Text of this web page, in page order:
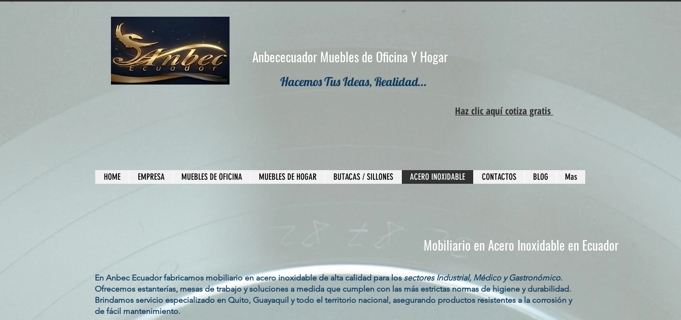
Anbececuador Muebles de Oficina Y Hogar
Hacemos Tus Ideas, Realidad...
Haz clic aquí cotiza gratis
HOME EMPRESA MUEBLES DE OFICINA MUEBLES DE HOGAR BUTACAS / SILLONES ACERO INOXIDABLE CONTACTOS BLOG Mas
Mobiliario en Acero Inoxidable en Ecuador
En Anbec Ecuador fabricamos mobiliario en acero inoxidable de alta calidad para lossectores Industrial, Médico y Gastronómico.
Ofrecemos estanterías, mesas de trabajo y soluciones a medida que cumplen con las más estrictas normas de higiene y durabilidad.
Brindamos servicio especializado en Quito, Guayaquil y todo el territorio nacional, asegurando productos resistentes a la corrosión y
de fácil mantenimiento.